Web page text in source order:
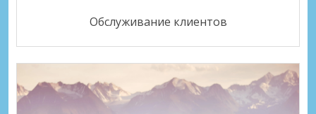
Обслуживание клиентов